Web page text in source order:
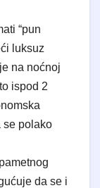
“pun
luksuz
na noćnoj
ispod 2
se polako
da se i